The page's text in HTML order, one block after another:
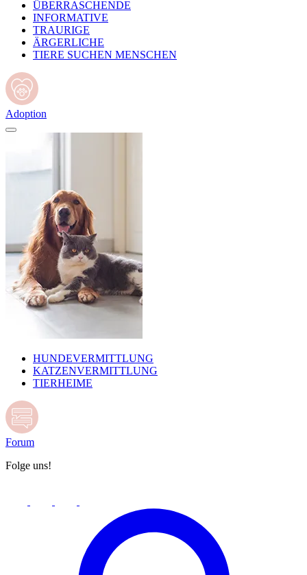
ÜBERRASCHENDE
INFORMATIVE
TRAURIGE
ÄRGERLICHE
TIERE SUCHEN MENSCHEN
Adoption
HUNDEVERMITTLUNG
KATZENVERMITTLUNG
TIERHEIME
Forum
Folge uns!